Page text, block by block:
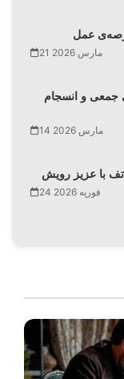
عمل
21 مارس 2026
جمعی و انسجام
14 مارس 2026
با عزیز رویش
24 فوریه 2026